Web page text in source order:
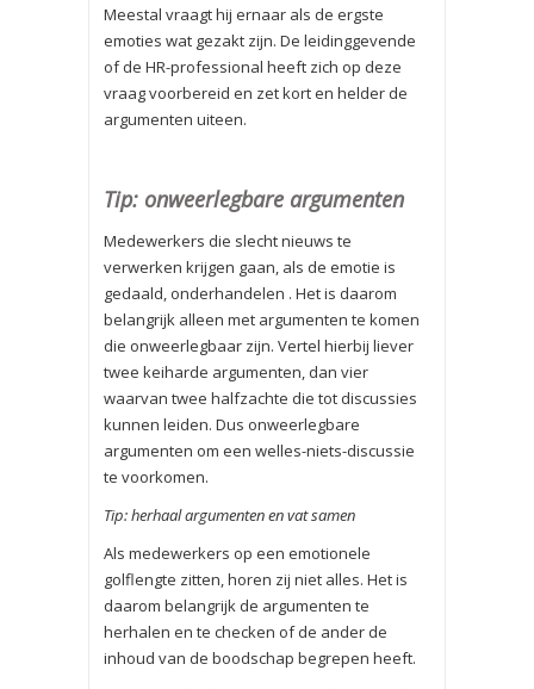
Meestal vraagt hij ernaar als de ergste
emoties wat gezakt zijn. De leidinggevende
of de HR-professional heeft zich op deze
vraag voorbereid en zet kort en helder de
argumenten uiteen.
Tip: onweerlegbare argumenten
Medewerkers die slecht nieuws te
verwerken krijgen gaan, als de emotie is
gedaald, onderhandelen . Het is daarom
belangrijk alleen met argumenten te komen
die onweerlegbaar zijn. Vertel hierbij liever
twee keiharde argumenten, dan vier
waarvan twee halfzachte die tot discussies
kunnen leiden. Dus onweerlegbare
argumenten om een welles-niets-discussie
te voorkomen.
Tip: herhaal argumenten en vat samen
Als medewerkers op een emotionele
golflengte zitten, horen zij niet alles. Het is
daarom belangrijk de argumenten te
herhalen en te checken of de ander de
inhoud van de boodschap begrepen heeft.